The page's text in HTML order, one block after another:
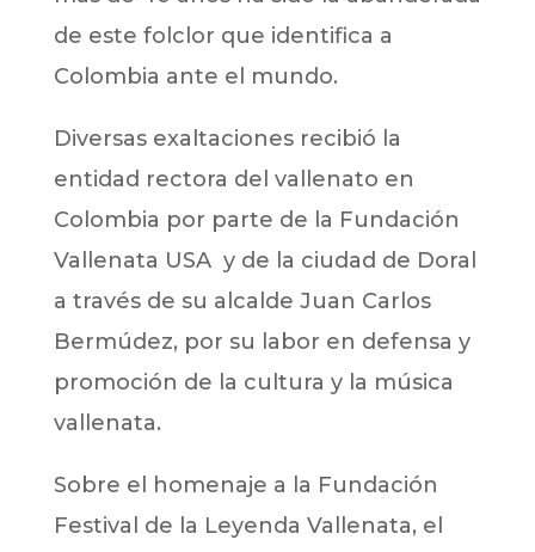
de este folclor que identifica a
Colombia ante el mundo.
Diversas exaltaciones recibió la
entidad rectora del vallenato en
Colombia por parte de la Fundación
Vallenata USA y de la ciudad de Doral
a través de su alcalde Juan Carlos
Bermúdez, por su labor en defensa y
promoción de la cultura y la música
vallenata.
Sobre el homenaje a la Fundación
Festival de la Leyenda Vallenata, el